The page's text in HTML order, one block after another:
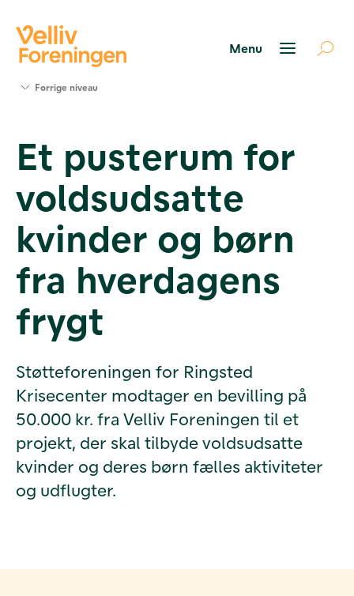
Værktøjer
og viden
Om Velliv
Foreningen
os
Forrige niveau
Et pusterum for
voldsudsatte
kvinder og børn
fra hverdagens
frygt
Støtteforeningen for Ringsted
Krisecenter modtager en bevilling på
50.000 kr. fra Velliv Foreningen til et
projekt, der skal tilbyde voldsudsatte
kvinder og deres børn fælles aktiviteter
og udflugter.